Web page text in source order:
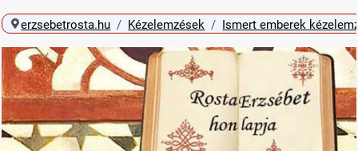
erzsebetrosta.hu Kézelemzések Ismert emberek